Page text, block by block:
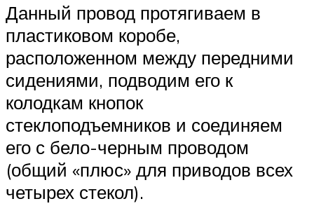
Данный провод протягиваем в
пластиковом коробе,
расположенном между передними
сидениями, подводим его к
колодкам кнопок
стеклоподъемников и соединяем
его с бело-черным проводом
(общий «плюс» для приводов всех
четырех стекол).